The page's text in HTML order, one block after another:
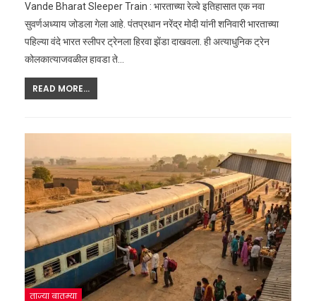
Vande Bharat Sleeper Train : भारताच्या रेल्वे इतिहासात एक नवा
सुवर्णअध्याय जोडला गेला आहे. पंतप्रधान नरेंद्र मोदी यांनी शनिवारी भारताच्या
पहिल्या वंदे भारत स्लीपर ट्रेनला हिरवा झेंडा दाखवला. ही अत्याधुनिक ट्रेन
कोलकात्याजवळील हावडा ते…
READ MORE...
ताज्या बातम्या